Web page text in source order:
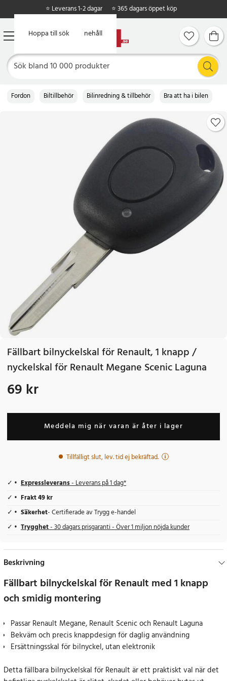
Hoppa till huvudinnehåll
Hoppa till sök
⭐ Leverans 1-2 dagar ⭐ 365 dagars öppet köp
Fordon Biltillbehör Bilinredning & tillbehör Bra att ha i bilen
Fällbart bilnyckelskal för Renault, 1 knapp /
nyckelskal för Renault Megane Scenic Laguna
Pris: 69 kr
69 kr
Meddela mig när varan är åter i lager
Tillfälligt slut, lev. tid ej bekräftad.
Expressleverans- Leverans på 1 dag*
Frakt 49 kr
Säkerhet- Certifierade av Trygg e-handel
Trygghet- 30 dagars prisgaranti - Över 1 miljon nöjda kunder
Beskrivning
Fällbart bilnyckelskal för Renault med 1 knapp
och smidig montering
Passar Renault Megane, Renault Scenic och Renault Laguna
Bekväm och precis knappdesign för daglig användning
Ersättningsskal för bilnyckel, utan elektronik
Detta fällbara bilnyckelskal för Renault är ett praktiskt val när det